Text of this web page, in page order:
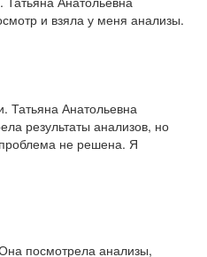
и взяла у меня анализы.
Татьяна Анатольевна
результаты анализов, но
не решена. Я
посмотрела анализы,